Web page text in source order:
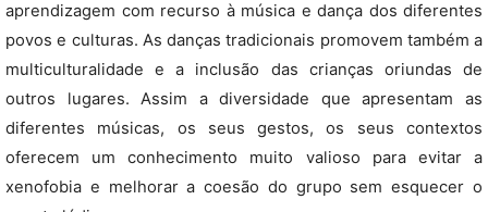
aprendizagem com recurso à música e dança dos diferentes
povos e culturas. As danças tradicionais promovem também a
multiculturalidade e a inclusão das crianças oriundas de
outros lugares. Assim a diversidade que apresentam as
diferentes músicas, os seus gestos, os seus contextos
oferecem um conhecimento muito valioso para evitar a
xenofobia e melhorar a coesão do grupo sem esquecer o